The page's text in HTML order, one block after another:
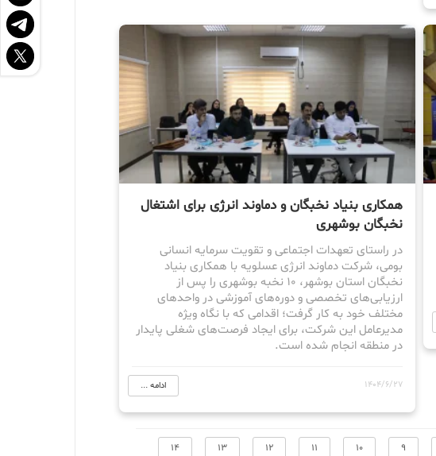
همکاری بنیاد نخبگان و دماوند انرژی برای اشتغال
نخبگان بوشهری
در راستای تعهدات اجتماعی و تقویت سرمایه انسانی
بومی، شرکت دماوند انرژی عسلویه با همکاری بنیاد
نخبگان استان بوشهر، ۱۰ نخبه بوشهری را پس از
ارزیابی‌های تخصصی و دوره‌های آموزشی در واحدهای
مختلف خود به کار گرفت؛ اقدامی که با نگاه ویژه
مدیرعامل این شرکت، برای ایجاد فرصت‌های شغلی پایدار
در منطقه انجام شده است.
1404/6/27 ادامه ...
9
10
11
12
13
14